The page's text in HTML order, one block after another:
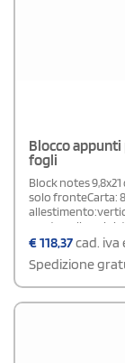
Blocco appunti
fogli
Block notes
solo fronteCarta:
punto colla a
(vedi
tipologia di
€118,37cad. iva
Spedizione